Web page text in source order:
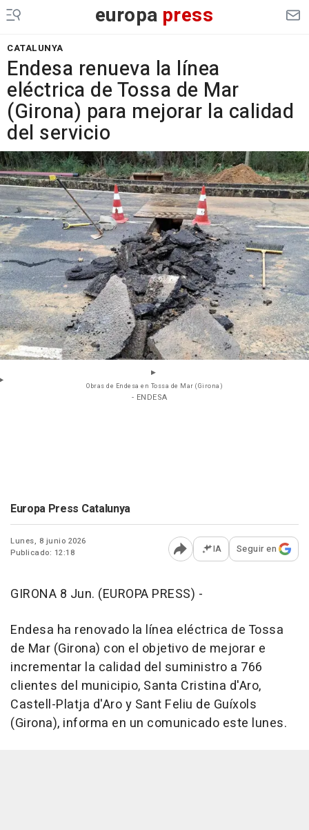
europa press
CATALUNYA
Endesa renueva la línea
eléctrica de Tossa de Mar
(Girona) para mejorar la calidad
del servicio
Obras de Endesa en Tossa de Mar (Girona)
- ENDESA
Europa Press Catalunya
Lunes, 8 junio 2026
Publicado: 12:18
Abrir opciones para
IA Seguir en
GIRONA 8 Jun. (EUROPA PRESS) -
Endesa ha renovado la línea eléctrica de Tossa
de Mar (Girona) con el objetivo de mejorar e
incrementar la calidad del suministro a 766
clientes del municipio, Santa Cristina d'Aro,
Castell-Platja d'Aro y Sant Feliu de Guíxols
(Girona), informa en un comunicado este lunes.